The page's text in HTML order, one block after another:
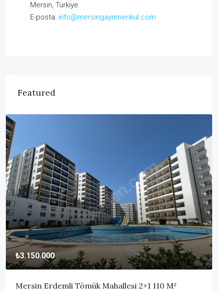
Mersin, Türkiye
E-posta: info@mersingayrimenkul.com
Featured
₺3.150.000
Mersin Erdemli Tömük Mahallesi 2+1 110 M²